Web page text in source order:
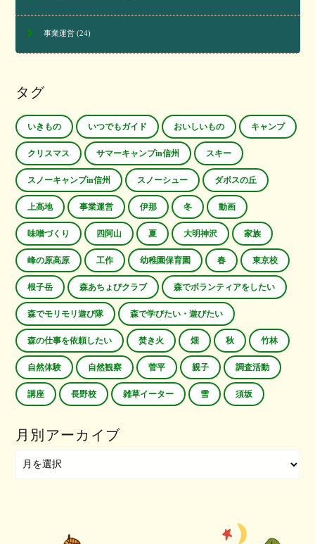
事業運営(24)
タグ
いきもの いつでもガイド おいしいもの キャンプ
クリスマス サマーキャンプin信州 スキー
スノーキャンプin信州 スノーシュー ダボスの丘
上高地 事業運営 伊那 冬 動画
味噌づくり 四阿山 夏 大明神沢 家族
峰の原高原 工作 幼稚園保育園 春 東京校
根子岳 森あちょびクラブ 森でボランティアをしたい
森でモリモリ遊び隊 森で学びたい・遊びたい
森の仕事を依頼したい 焚き火 畑 秋 竹林
自然体験 自然観察 菅平 親子 調査活動
講座 長野校 雑草イーター 雪 須坂
月別アーカイブ